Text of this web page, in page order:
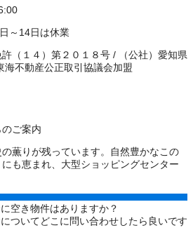
～14日は休業
（１４）第２０１８号 /
（公社）愛知県
海不動産公正取引協議会加盟
ご案内
薫りが残っています。自然豊かなこの
も恵まれ、大型ショッピングセンター
き物件はありますか？
いてどこに問い合わせしたら良いです